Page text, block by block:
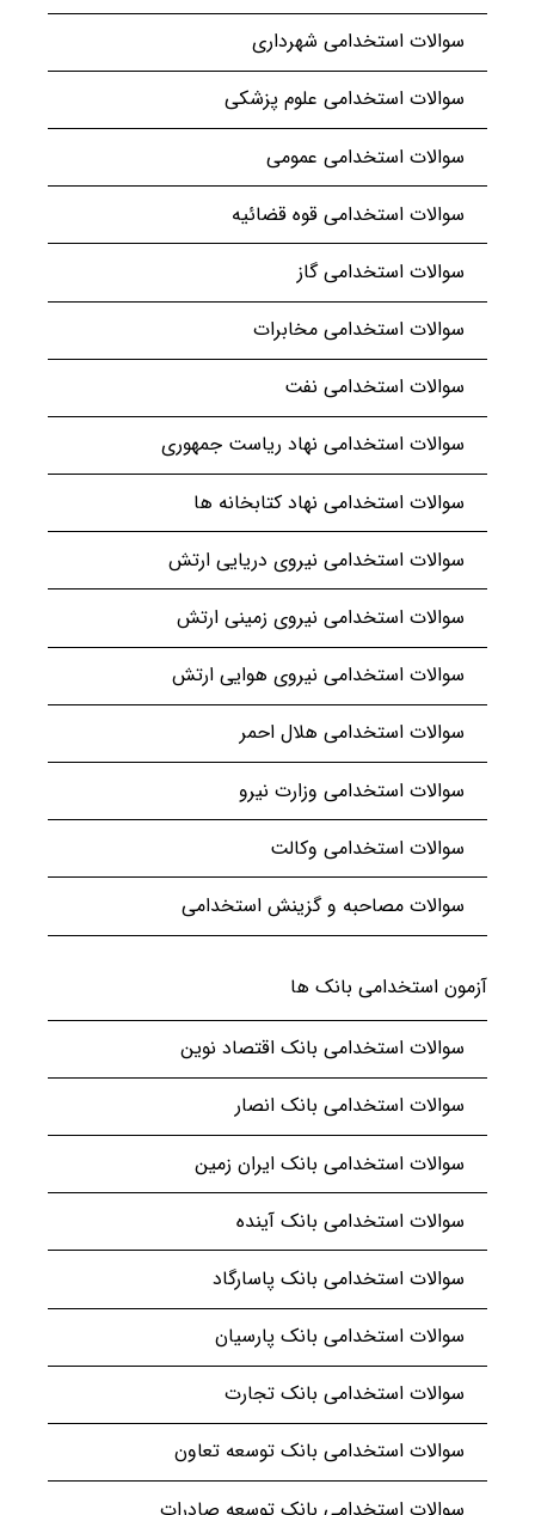
سوالات استخدامی شهرداری
سوالات استخدامی علوم پزشکی
سوالات استخدامی عمومی
سوالات استخدامی قوه قضائیه
سوالات استخدامی گاز
سوالات استخدامی مخابرات
سوالات استخدامی نفت
سوالات استخدامی نهاد ریاست جمهوری
سوالات استخدامی نهاد کتابخانه ها
سوالات استخدامی نیروی دریایی ارتش
سوالات استخدامی نیروی زمینی ارتش
سوالات استخدامی نیروی هوایی ارتش
سوالات استخدامی هلال احمر
سوالات استخدامی وزارت نیرو
سوالات استخدامی وکالت
سوالات مصاحبه و گزینش استخدامی
آزمون استخدامی بانک ها
سوالات استخدامی بانک اقتصاد نوین
سوالات استخدامی بانک انصار
سوالات استخدامی بانک ایران زمین
سوالات استخدامی بانک آینده
سوالات استخدامی بانک پاسارگاد
سوالات استخدامی بانک پارسیان
سوالات استخدامی بانک تجارت
سوالات استخدامی بانک توسعه تعاون